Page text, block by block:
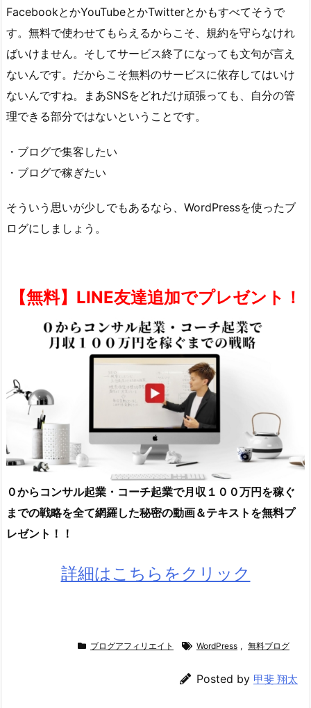
FacebookとかYouTubeとかTwitterとかもすべてそうで
す。無料で使わせてもらえるからこそ、規約を守らなけれ
ばいけません。そしてサービス終了になっても文句が言え
ないんです。だからこそ無料のサービスに依存してはいけ
ないんですね。まあSNSをどれだけ頑張っても、自分の管
理できる部分ではないということです。
・ブログで集客したい
・ブログで稼ぎたい
そういう思いが少しでもあるなら、WordPressを使ったブ
ログにしましょう。
【無料】LINE友達追加でプレゼント！
０からコンサル起業・コーチ起業で月収１００万円を稼ぐ
までの戦略を全て網羅した秘密の動画＆テキストを無料プ
レゼント！！
詳細はこちらをクリック
ブログアフィリエイト WordPress , 無料ブログ
Posted by 甲斐 翔太